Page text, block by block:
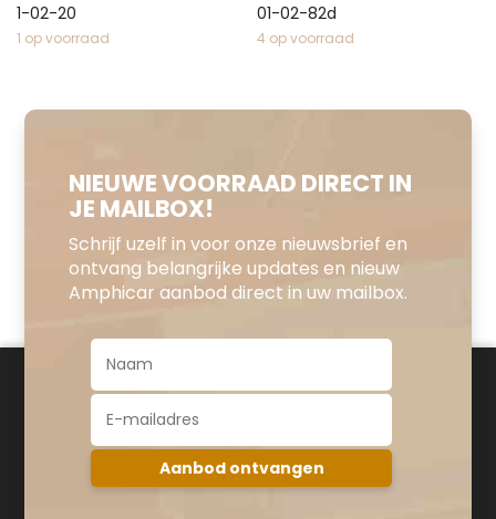
1-02-20
1 op voorraad
01-02-82d
4 op voorraad
NIEUWE VOORRAAD DIRECT IN
JE MAILBOX!
Schrijf uzelf in voor onze nieuwsbrief en
ontvang belangrijke updates en nieuw
Amphicar aanbod direct in uw mailbox.